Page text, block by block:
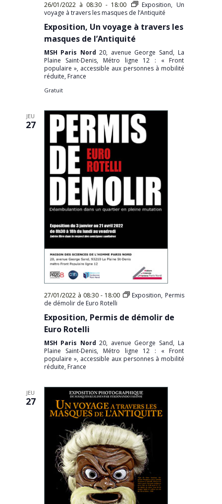
26/01/2022 à 08:30 - 18:00
Exposition, Un
voyage à travers les masques de l’Antiquité
Exposition, Un voyage à travers les
masques de l’Antiquité
MSH Paris Nord20, avenue George Sand, La
Plaine Saint-Denis, Métro ligne 12 : « Front
populaire », accessible aux personnes à mobilité
réduite, France
Gratuit
JEU
27
27/01/2022 à 08:30- 18:00
Exposition, Permis
de démolir de Euro Rotelli
Exposition, Permis de démolir de
Euro Rotelli
MSH Paris Nord20, avenue George Sand, La
Plaine Saint-Denis, Métro ligne 12 : « Front
populaire », accessible aux personnes à mobilité
réduite, France
JEU
27